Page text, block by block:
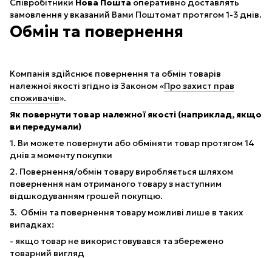
замовлення у вказаний Вами Поштомат протягом 1-3 днів.
Обмін та повернення
Компанія здійснює повернення та обмін товарів
належної якості згідно із Законом «Про захист прав
споживачів».
Як повернути товар належної якості (наприклад, якщо
ви передумали)
1. Ви можете повернути або обміняти товар протягом 14
днів з моменту покупки
2. Повернення/обмін товару виробляється шляхом
повернення нам отриманого товару з наступним
відшкодуванням грошей покупцю.
3. Обмін та повернення товару можливі лише в таких
випадках:
- якщо товар не використовувався та збережено
товарний вигляд